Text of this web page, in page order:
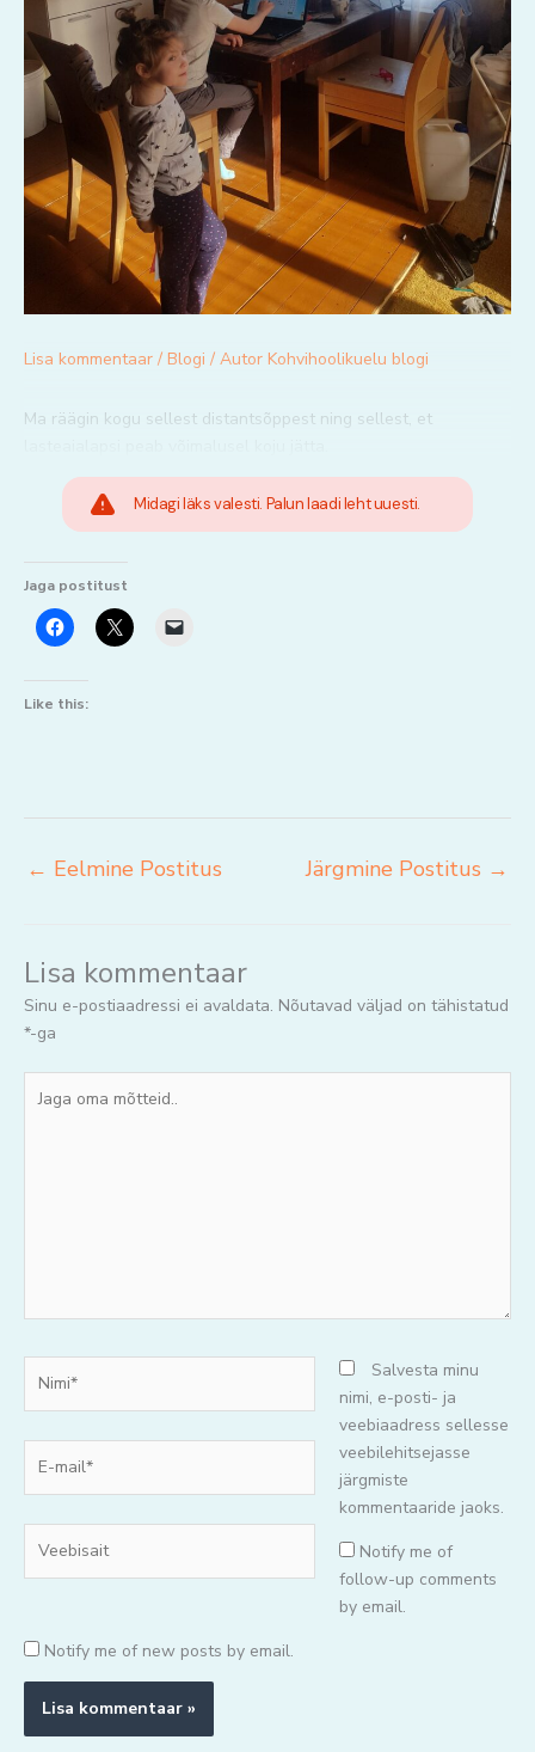
Lisa kommentaar / Blogi / Autor Kohvihoolikuelu blogi
Ma räägin kogu sellest distantsõppest ning sellest, et
Midagi läks valesti. Palun laadi leht uuesti.
Jaga postitust
Like this:
← Eelmine Postitus Järgmine Postitus →
Lisa kommentaar
Sinu e-postiaadressi ei avaldata. Nõutavad väljad on tähistatud
*-ga
oma
mail*
Salvesta minu
nimi, e-posti- ja
veebiaadress sellesse
veebilehitsejasse
järgmiste
kommentaaride jaoks.
Notify me of
follow-up comments
by email.
Notify me of new posts by email.